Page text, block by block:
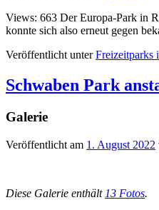
Views: 663 Der Europa-Park in
konnte sich also erneut gegen
Veröffentlicht unter Freizeitparks
Schwaben Park
Galerie
Veröffentlicht am 1. August 2022
Diese Galerie enthält 13 Fotos.